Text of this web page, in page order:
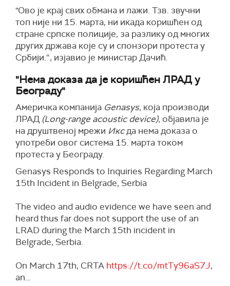
"Ово је крај свих обмана и лажи. Тзв. звучни
топ није ни 15. марта, ни икада коришћен од
стране српске полиције, за разлику од многих
других држава које су и спонзори протеста у
Србији.“, изјавио је министар Дачић.
"Нема доказа да је коришћен ЛРАД у
Београду"
Америчка компанија Genasys, која производи
ЛРАД (Long-range acoustic device), објавила је
на друштвеној мрежи Иксда нема доказа о
употреби овог система 15. марта током
протеста у Београду.
Genasys Responds to Inquiries Regarding March
15th Incident in Belgrade, Serbia
The video and audio evidence we have seen and
heard thus far does not support the use of an
LRAD during the March 15th incident in
Belgrade, Serbia.
On March 17th, CRTA https://t.co/mtTy96aS7J,
an…